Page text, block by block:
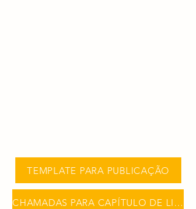
TEMPLATE PARA PUBLICAÇÃO
CHAMADAS PARA CAPÍTULO DE LIVRO